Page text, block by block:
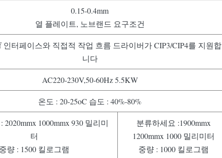
0.15-0.4mm
열 플레이트, 노브랜드 요구조건
인터페이스와 직접적 작업 흐름 드라이버가 CIP3/CIP4를 지원합
니다
AC220-230V,50-60Hz 5.5KW
온도 : 20-25oC 습도 : 40%-80%
2020mmx 1000mmx 930 밀리미
터
중량 : 1500 킬로그램
분류하세요 :1900mmx
1200mmx 1000 밀리미터
중량 : 1000 킬로그램